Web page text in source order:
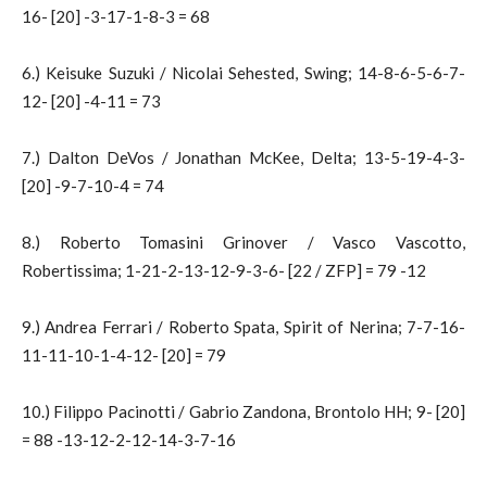
16- [20] -3-17-1-8-3 = 68
6.) Keisuke Suzuki / Nicolai Sehested, Swing; 14-8-6-5-6-7-
12- [20] -4-11 = 73
7.) Dalton DeVos / Jonathan McKee, Delta; 13-5-19-4-3-
[20] -9-7-10-4 = 74
8.) Roberto Tomasini Grinover / Vasco Vascotto,
Robertissima; 1-21-2-13-12-9-3-6- [22 / ZFP] = 79 -12
9.) Andrea Ferrari / Roberto Spata, Spirit of Nerina; 7-7-16-
11-11-10-1-4-12- [20] = 79
10.) Filippo Pacinotti / Gabrio Zandona, Brontolo HH; 9- [20]
= 88 -13-12-2-12-14-3-7-16